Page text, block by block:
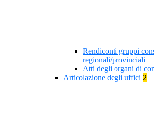
Rendiconti gruppi
regionali/provinciali
Atti degli organi di
Articolazione degli uffici 2